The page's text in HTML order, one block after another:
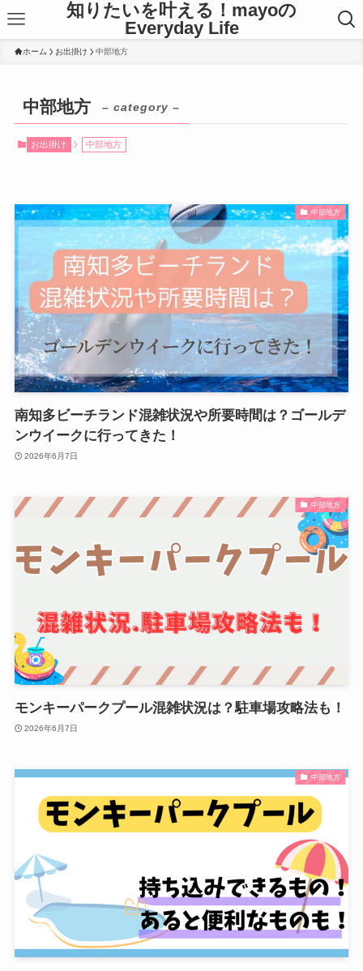
知りたいを叶える！mayoの
Everyday Life
ホーム お出掛け 中部地方
中部地方 – category –
お出掛け 中部地方
中部地方
南知多ビーチランド混雑状況や所要時間は？ゴールデ
ンウイークに行ってきた！
2026年6月7日
中部地方
モンキーパークプール混雑状況は？駐車場攻略法も！
2026年6月7日
中部地方